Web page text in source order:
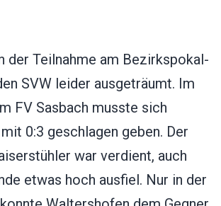
der Teilnahme am Bezirkspokal-
SVW leider ausgeträumt. Im
FV Sasbach musste sich
0:3 geschlagen geben. Der
war verdient, auch
etwas hoch ausfiel. Nur in der